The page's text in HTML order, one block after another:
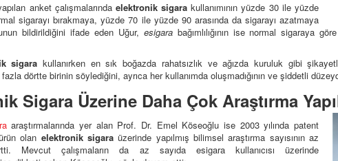
anket çalışmalarında elektronik sigara kullanımının yüzde 30 ile yüzde
sigarayı bırakmaya, yüzde 70 ile yüzde 90 arasında da sigarayı azatmaya
bildirildiğini ifade eden Uğur, esigarabağımlılığının ise normal sigaraya
sigara kullanırken en sık boğazda rahatsızlık ve ağızda kuruluk gibi
fazla dörtte birinin söylediğini, ayrıca her kullanımda oluşmadığının ve şiddetli
Sigara Üzerine Daha Çok Araştırma
araştırmalarında yer alan Prof. Dr. Emel Köseoğlu ise 2003 yılında patent
olan elektronik sigara üzerinde yapılmış bilimsel araştırma sayısının az
Mevcut çalışmaların da az sayıda esigara kullanıcısı üzerinde